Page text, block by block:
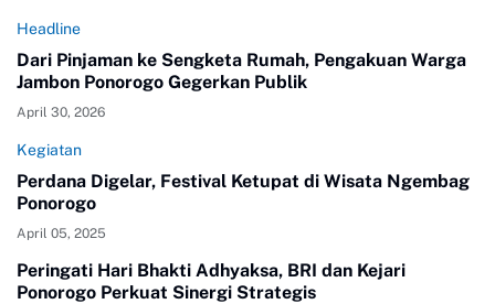
Headline
Dari Pinjaman ke Sengketa Rumah, Pengakuan Warga
Jambon Ponorogo Gegerkan Publik
April 30, 2026
Kegiatan
Perdana Digelar, Festival Ketupat di Wisata Ngembag
Ponorogo
April 05, 2025
Peringati Hari Bhakti Adhyaksa, BRI dan Kejari
Ponorogo Perkuat Sinergi Strategis